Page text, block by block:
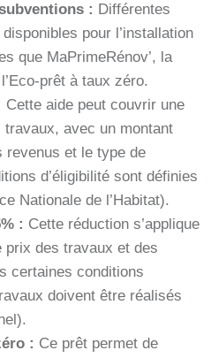
: Différentes
pour l’installation
que MaPrimeRénov’, la
prêt à taux zéro.
Cette aide peut couvrir une
travaux, avec un montant
revenus et le type de
d’éligibilité sont définies
Nationale de l’Habitat).
: Cette réduction s’applique
prix des travaux et des
certaines conditions
doivent être réalisés
: Ce prêt permet de